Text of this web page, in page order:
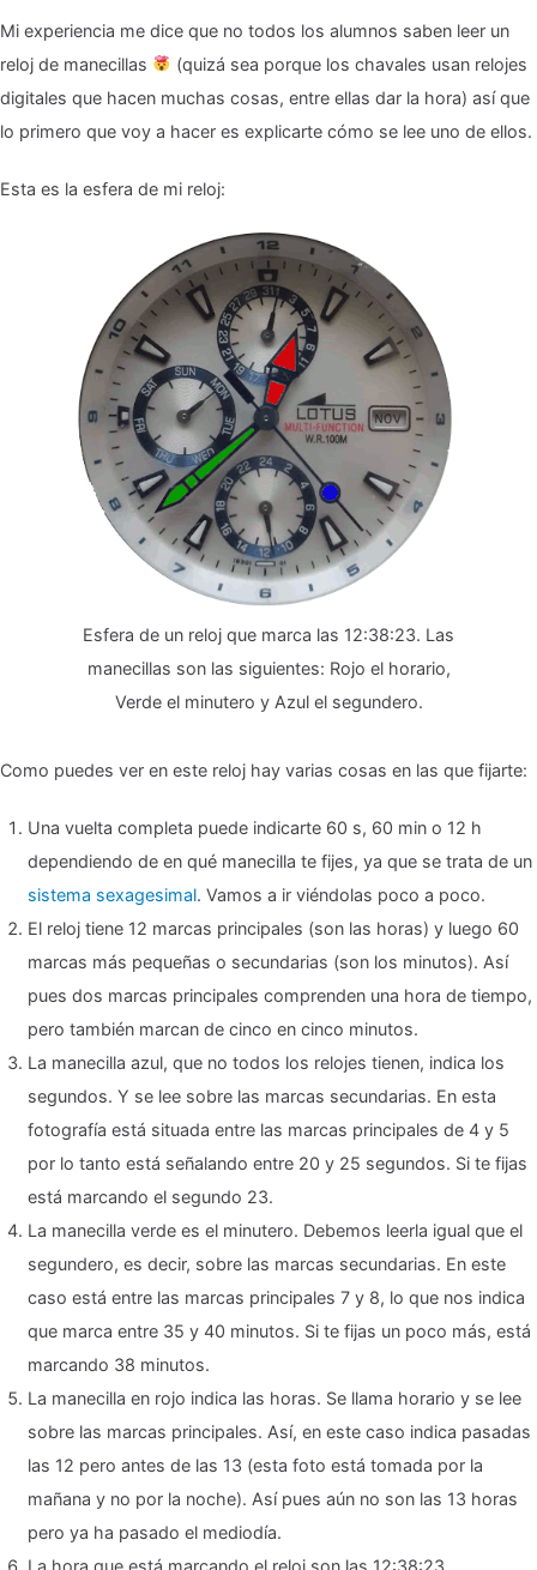
Mi experiencia me dice que no todos los alumnos saben leer un
reloj de manecillas
(quizá sea porque los chavales usan relojes
digitales que hacen muchas cosas, entre ellas dar la hora) así que
lo primero que voy a hacer es explicarte cómo se lee uno de ellos.
Esta es la esfera de mi reloj:
Esfera de un reloj que marca las 12:38:23. Las
manecillas son las siguientes: Rojo el horario,
Verde el minutero y Azul el segundero.
Como puedes ver en este reloj hay varias cosas en las que fijarte:
Una vuelta completa puede indicarte 60 s, 60 min o 12 h
dependiendo de en qué manecilla te fijes, ya que se trata de un
sistema sexagesimal. Vamos a ir viéndolas poco a poco.
El reloj tiene 12 marcas principales (son las horas) y luego 60
marcas más pequeñas o secundarias (son los minutos). Así
pues dos marcas principales comprenden una hora de tiempo,
pero también marcan de cinco en cinco minutos.
La manecilla azul, que no todos los relojes tienen, indica los
segundos. Y se lee sobre las marcas secundarias. En esta
fotografía está situada entre las marcas principales de 4 y 5
por lo tanto está señalando entre 20 y 25 segundos. Si te fijas
está marcando el segundo 23.
La manecilla verde es el minutero. Debemos leerla igual que el
segundero, es decir, sobre las marcas secundarias. En este
caso está entre las marcas principales 7 y 8, lo que nos indica
que marca entre 35 y 40 minutos. Si te fijas un poco más, está
marcando 38 minutos.
La manecilla en rojo indica las horas. Se llama horario y se lee
sobre las marcas principales. Así, en este caso indica pasadas
las 12 pero antes de las 13 (esta foto está tomada por la
mañana y no por la noche). Así pues aún no son las 13 horas
pero ya ha pasado el mediodía.
La hora que está marcando el reloj son las 12:38:23